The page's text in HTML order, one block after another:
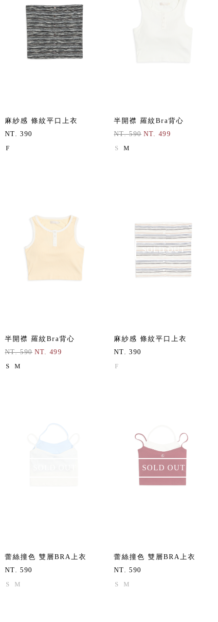
麻紗感 條紋平口上衣
NT. 390
F
半開襟 羅紋Bra背心
NT. 590 NT. 499
S M
半開襟 羅紋Bra背心
NT. 590 NT. 499
S M
SOLD OUT
麻紗感 條紋平口上衣
NT. 390
F
蕾絲撞色 雙層BRA上衣
NT. 590
S M
SOLD OUT
蕾絲撞色 雙層BRA上衣
NT. 590
S M